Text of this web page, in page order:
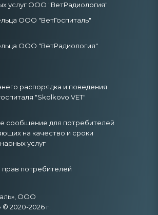
услуг ООО "ВетРадиология"
ООО "ВетГоспиталь"
ООО "ВетРадиология"
распорядка и поведения
"Skolkovo VET"
сообщение для потребителей
на качество и сроки
услуг
потребителей
ООО
2020-2026 г.